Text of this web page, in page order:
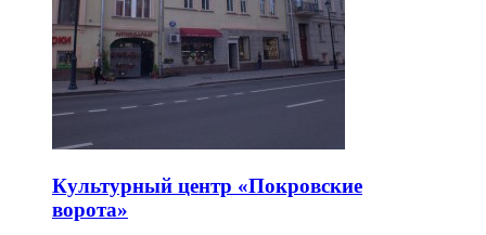
Культурный центр «Покровские
ворота»